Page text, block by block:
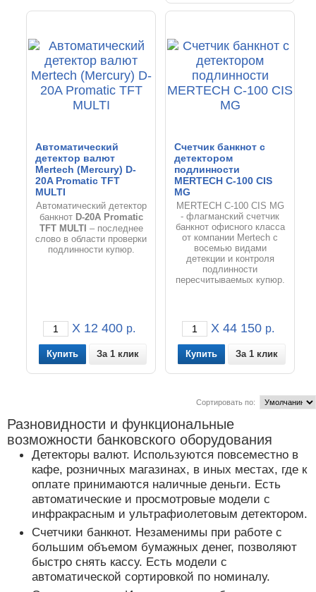
Автоматический
детектор валют
Mertech (Mercury) D-
20A Promatic TFT
MULTI
Автоматический детектор
банкнот D-20A Promatic
TFT MULTI – последнее
слово в области проверки
подлинности купюр.
X 12 400 р.
За 1 клик
Счетчик банкнот с
детектором
подлинности
MERTECH C-100 CIS
MG
MERTECH C-100 CIS MG
- флагманский счетчик
банкнот офисного класса
от компании Mertech с
восемью видами
детекции и контроля
подлинности
пересчитываемых купюр.
X 44 150 р.
За 1 клик
Сортировать по:
Разновидности и функциональные
возможности банковского оборудования
Детекторы валют. Используются повсеместно в
кафе, розничных магазинах, в иных местах, где к
оплате принимаются наличные деньги. Есть
автоматические и просмотровые модели с
инфракрасным и ультрафиолетовым детектором.
Счетчики банкнот. Незаменимы при работе с
большим объемом бумажных денег, позволяют
быстро снять кассу. Есть модели с
автоматической сортировкой по номиналу.